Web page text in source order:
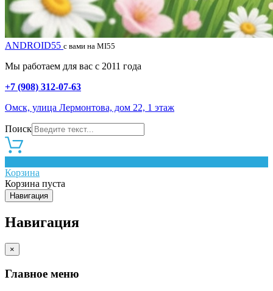
ANDROID55 с вами на MI55
Мы работаем для вас с 2011 года
+7 (908) 312-07-63
Омск, улица Лермонтова, дом 22, 1 этаж
Поиск
Корзина
Корзина пуста
Навигация
Навигация
×
Главное меню